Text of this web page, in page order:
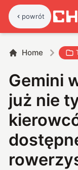
powrót
Home
Gemini
już nie